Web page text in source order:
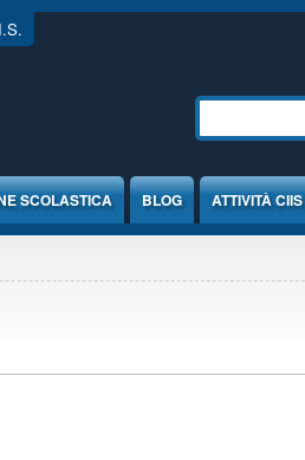
Form di
SCOLASTICA BLOG ATTIVITÀ CIIS